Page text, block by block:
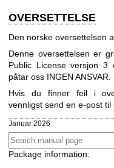
OVERSETTELSE
Den norske oversettelsen
Denne oversettelsen er
Public License versjon 3
påtar oss INGEN ANSVAR.
Hvis du finner feil i
vennligst send en e-post til
Januar 2026
Package information: